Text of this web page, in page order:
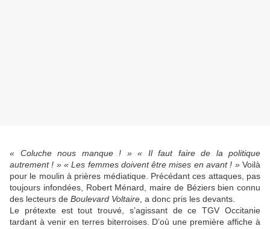
« Coluche nous manque ! » « Il faut faire de la politique
autrement ! » « Les femmes doivent être mises en avant ! »Voilà
pour le moulin à prières médiatique. Précédant ces attaques, pas
toujours infondées, Robert Ménard, maire de Béziers bien connu
des lecteurs de Boulevard Voltaire , a donc pris les devants.
Le prétexte est tout trouvé, s’agissant de ce TGV Occitanie
tardant à venir en terres biterroises. D’où une première affiche à